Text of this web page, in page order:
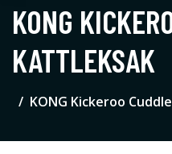
KONG
KATTLEKSAK
KONG Kickeroo